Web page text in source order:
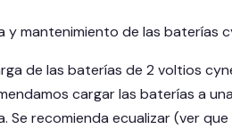
y mantenimiento de las baterías
de las baterías de 2 voltios
cargar las baterías a
Se recomienda ecualizar (ver